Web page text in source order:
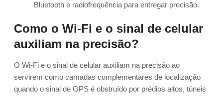
Bluetooth e radiofrequência para entregar precisão.
Como o Wi-Fi e o sinal de celular
auxiliam na precisão?
O Wi-Fi e o sinal de celular auxiliam na precisão ao
servirem como camadas complementares de localização
quando o sinal de GPS é obstruído por prédios altos, túneis